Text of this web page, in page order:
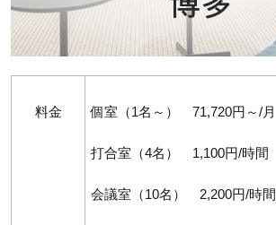
料金 個室（1名～） 71,720円～/月
打合室（4名） 1,100円/時間
会議室（10名） 2,200円/時間